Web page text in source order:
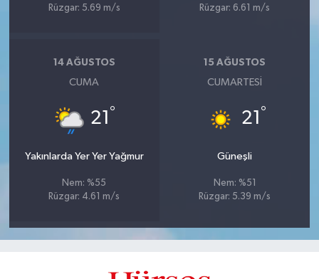
Rüzgar: 5.69 m/s
Rüzgar: 6.61 m/s
14 AĞUSTOS
CUMA
21 °
Yakınlarda Yer Yer Yağmur
Nem: %55
Rüzgar: 4.61 m/s
15 AĞUSTOS
CUMARTESI
21 °
Güneşli
Nem: %51
Rüzgar: 5.39 m/s